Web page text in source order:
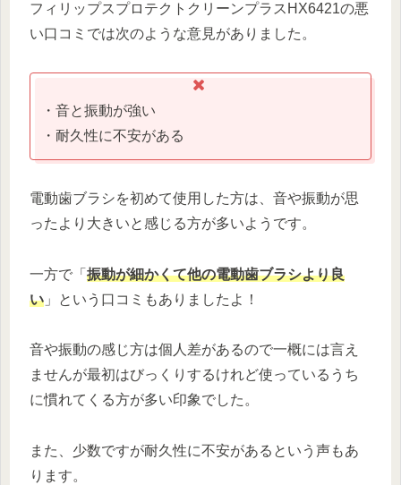
フィリップスプロテクトクリーンプラスHX6421の悪
い口コミでは次のような意見がありました。
・音と振動が強い
・耐久性に不安がある
電動歯ブラシを初めて使用した方は、音や振動が思
ったより大きいと感じる方が多いようです。
一方で「 振動が細かくて他の電動歯ブラシより良
い 」という口コミもありましたよ！
音や振動の感じ方は個人差があるので一概には言え
ませんが最初はびっくりするけれど使っているうち
に慣れてくる方が多い印象でした。
また、少数ですが耐久性に不安があるという声もあ
ります。